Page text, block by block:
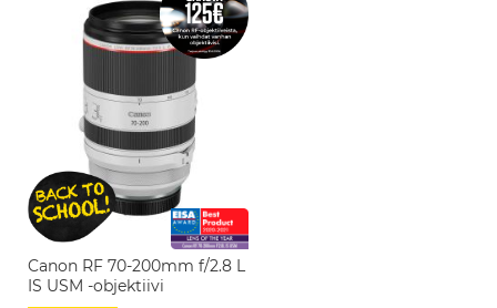
Canon RF 70-200mm f/2.8 L
IS USM -objektiivi